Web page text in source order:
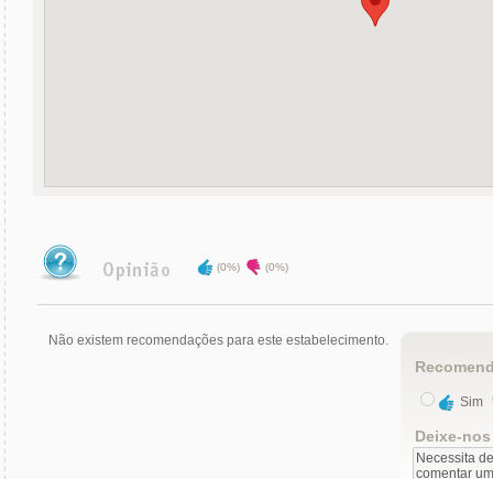
(0%) (0%)
Não existem recomendações para este estabelecimento.
Sim
Deixe-